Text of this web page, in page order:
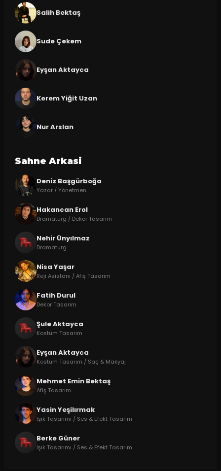
Salih Bektaş
Sude Çekem
Eyşan Aktayca
Kerem Yiğit Uzan
Nur Arslan
Sahne Arkasi
Deniz Başgürboğa
Yazar / Yönetmen
Hakancan Erol
Dramaturg / Dekor Tasarım
Nehir Ünyılmaz
Dramaturg
Nisa Yaşar
Reji Asistanı / Afiş Tasarım
Fatih Durul
Dekor Tasarım
Şule Aktayca
Kostüm Tasarım
Eyşan Aktayca
Kostüm Tasarım / Saç & Makyaj
Mehmet Emin Bektaş
Afiş Tasarım
Yasin Yeşilırmak
Işık Tasarımı / Ses & Efekt Tasarım
Berke Güner
Işık Tasarımı / Ses & Efekt Tasarım